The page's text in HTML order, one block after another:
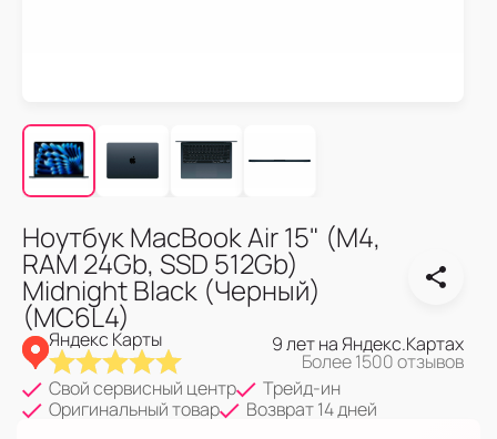
Ноутбук MacBook Air 15" (M4,
RAM 24Gb, SSD 512Gb)
Midnight Black (Черный)
(MC6L4)
Яндекс Карты 9 лет на Яндекс.Картах
Более 1500 отзывов
Свой сервисный центр
Трейд-ин
Оригинальный товар
Возврат 14 дней